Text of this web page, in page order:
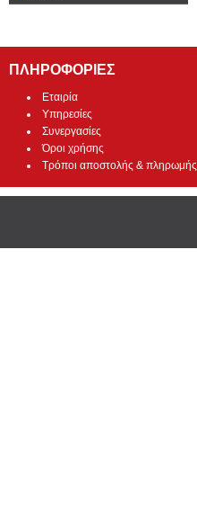
ΠΛΗΡΟΦΟΡΙΕΣ
Εταιρία
Υπηρεσίες
Συνεργασίες
Όροι χρήσης
Τρόποι αποστολής & πληρωμής